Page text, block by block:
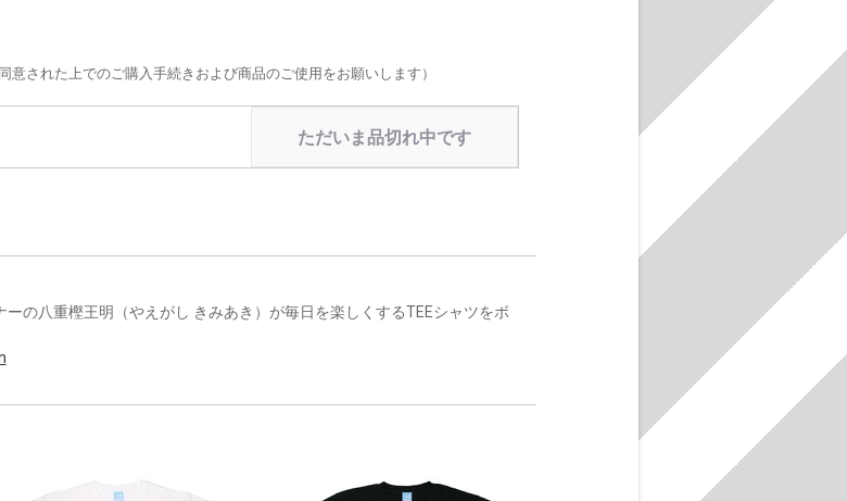
意された上でのご購入手続きおよび商品のご使用をお願いします）
ただいま品切れ中です
ーの八重樫王明（やえがし きみあき）が毎日を楽しくするTEEシャツをボ